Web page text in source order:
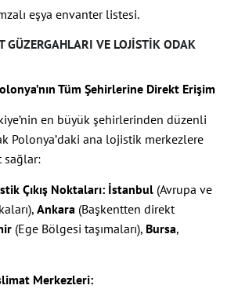
eşya envanter listesi.
GÜZERGAHLARI VE LOJISTIK ODAK
Tüm Şehirlerine Direkt Erişim
en büyük şehirlerinden düzenli
Polonya’daki ana lojistik merkezlere
sağlar:
Çıkış Noktaları: İstanbul (Avrupa ve
Ankara (Başkentten direkt
(Ege Bölgesi taşımaları), Bursa,
Merkezleri: